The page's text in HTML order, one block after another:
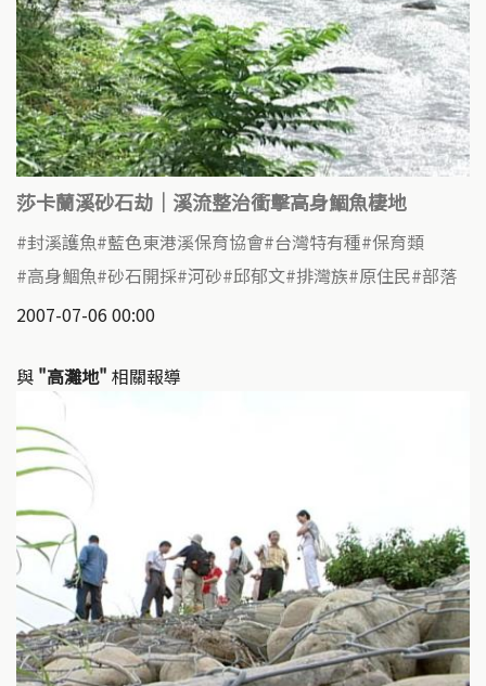
莎卡蘭溪砂石劫｜溪流整治衝擊高身鯝魚棲地
封溪護魚 藍色東港溪保育協會 台灣特有種 保育類
高身鯝魚 砂石開採 河砂 邱郁文 排灣族 原住民 部落
2007-07-06 00:00
與 "高灘地" 相關報導